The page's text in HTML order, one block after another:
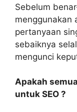
Sebelum
menggunakan
pertanyaan
sebaiknya
mengunci
Apakah
untuk SEO ?